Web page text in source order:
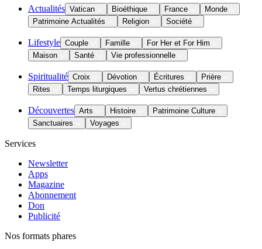
Actualités Vatican Bioéthique France
Monde
Patrimoine Actualités
Religion Société
Lifestyle Couple Famille
For Her et For Him
Maison
Santé Vie professionnelle
Spiritualité Croix Dévotion Écritures
Prière
Rites
Temps liturgiques Vertus chrétiennes
Découvertes Arts Histoire
Patrimoine Culture
Sanctuaires
Voyages
Services
Newsletter
Apps
Magazine
Abonnement
Don
Publicité
Nos formats phares